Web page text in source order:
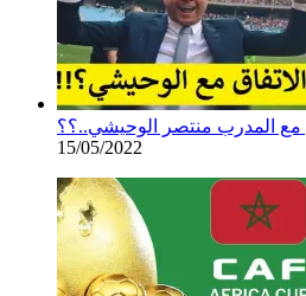
مع المدرب منتصر الوحيشي..؟؟
15/05/2022